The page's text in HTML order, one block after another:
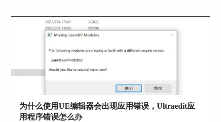
为什么使用UE编辑器会出现应用错误，Ultraedit应
用程序错误怎么办